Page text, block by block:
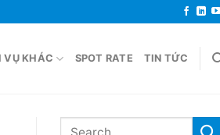
VỤ KHÁC SPOT RATE TIN TỨC